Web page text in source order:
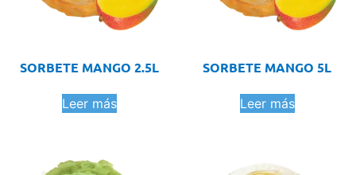
SORBETE MANGO 2.5L
Leer más
SORBETE MANGO 5L
Leer más